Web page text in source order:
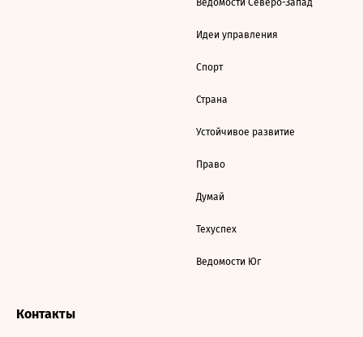
Ведомости Северо-Запад
Идеи управления
Спорт
Страна
Устойчивое развитие
Право
Думай
Техуспех
Ведомости Юг
Контакты